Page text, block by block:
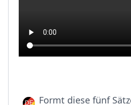
Formt diese fünf